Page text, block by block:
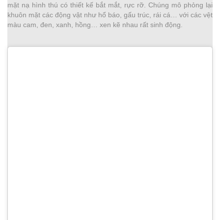
mặt nạ hình thú có thiết kế bắt mắt, rực rỡ. Chúng mô phỏng lại
khuôn mặt các động vật như hổ báo, gấu trúc, rái cá… với các vệt
màu cam, đen, xanh, hồng… xen kẽ nhau rất sinh động.